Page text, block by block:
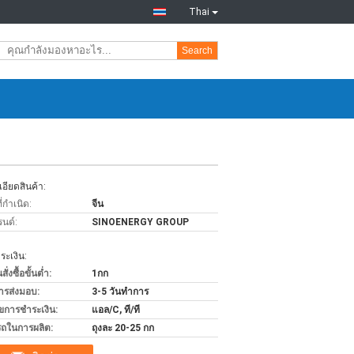
Thai
Search
อียดสินค้า:
ำเนิด:
จีน
นด์:
SINOENERGY GROUP
ะเงิน:
งซื้อขั้นต่ำ:
1กก
รส่งมอบ:
3-5 วันทำการ
การชำระเงิน:
แอล/C, ที/ที
ในการผลิต:
ถุงละ 20-25 กก